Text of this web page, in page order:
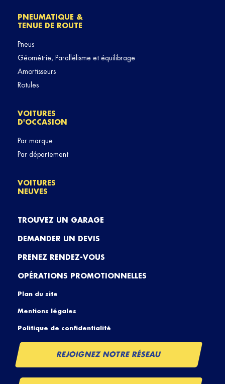
PNEUMATIQUE &
TENUE DE ROUTE
Pneus
Géométrie, Parallélisme et équilibrage
Amortisseurs
Rotules
VOITURES
D'OCCASION
Par marque
Par département
VOITURES
NEUVES
TROUVEZ UN GARAGE
DEMANDER UN DEVIS
PRENEZ RENDEZ-VOUS
OPÉRATIONS PROMOTIONNELLES
Plan du site
Mentions légales
Politique de confidentialité
REJOIGNEZ NOTRE RÉSEAU